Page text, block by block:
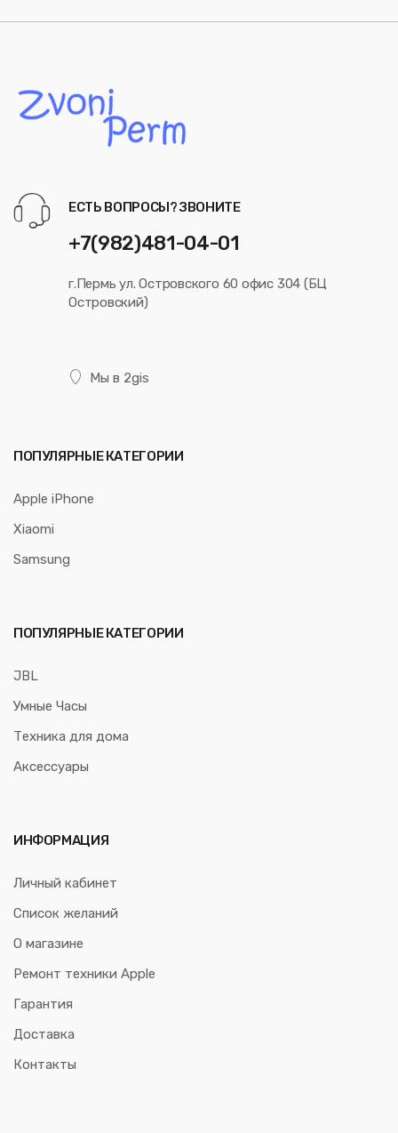
ЕСТЬ ВОПРОСЫ? ЗВОНИТЕ
+7(982)481-04-01
г.Пермь ул. Островского 60 офис 304 (БЦ
Островский)
Мы в 2gis
ПОПУЛЯРНЫЕ КАТЕГОРИИ
Apple iPhone
Xiaomi
Samsung
ПОПУЛЯРНЫЕ КАТЕГОРИИ
JBL
Умные Часы
Техника для дома
Аксессуары
ИНФОРМАЦИЯ
Личный кабинет
Список желаний
О магазине
Ремонт техники Apple
Гарантия
Доставка
Контакты